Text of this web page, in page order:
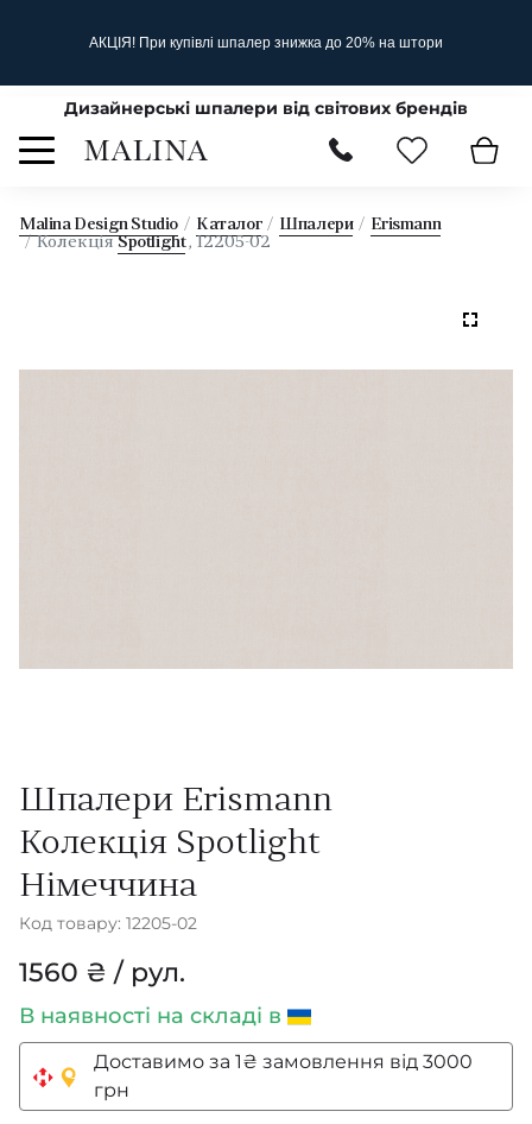
АКЦІЯ! При купівлі шпалер знижка до 20% на штори
Дизайнерські шпалери від світових брендів
Malina Design Studio Каталог Шпалери
Erismann
Колекція Spotlight, 12205-02
Шпалери Erismann
Колекція Spotlight
Німеччина
Код товару: 12205-02
1560 ₴ / рул.
В наявності на складі в
Доставимо за 1₴ замовлення від 3000
грн